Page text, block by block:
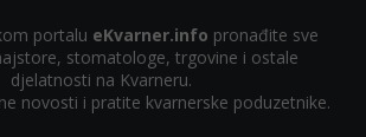
portalu eKvarner.info pronađite sve
stomatologe, trgovine i ostale
djelatnosti na Kvarneru.
novosti i pratite kvarnerske poduzetnike.